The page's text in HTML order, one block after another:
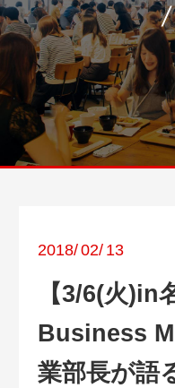
2018/02/ 13
【3/6(火)in
Business
業部長が語